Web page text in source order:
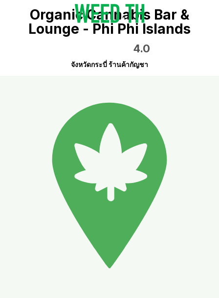
Organic Cannabis Bar &
Lounge - Phi Phi Islands
4.0
จังหวัดกระบี่ ร้านค้ากัญชา